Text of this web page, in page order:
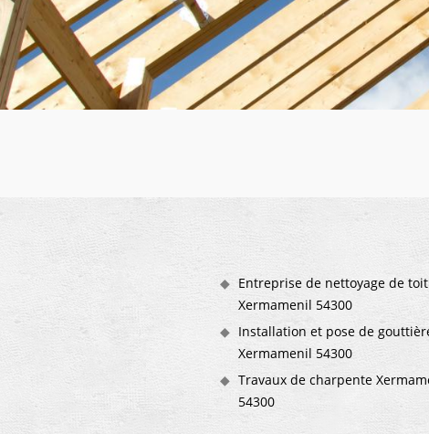
Entreprise de nettoyage de
Xermamenil 54300
Installation et pose de
Xermamenil 54300
Travaux de charpente
54300